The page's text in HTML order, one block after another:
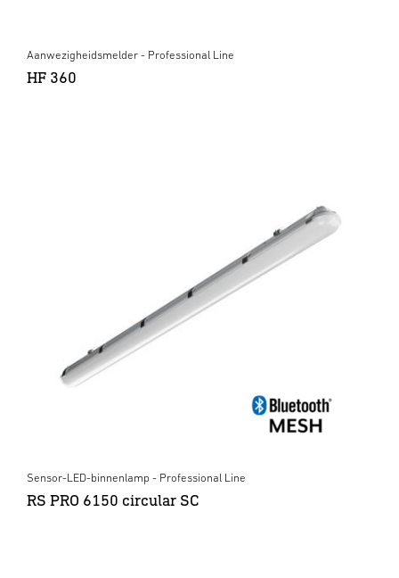
Aanwezigheidsmelder - Professional Line
HF 360
Sensor-LED-binnenlamp - Professional Line
RS PRO 6150 circular SC